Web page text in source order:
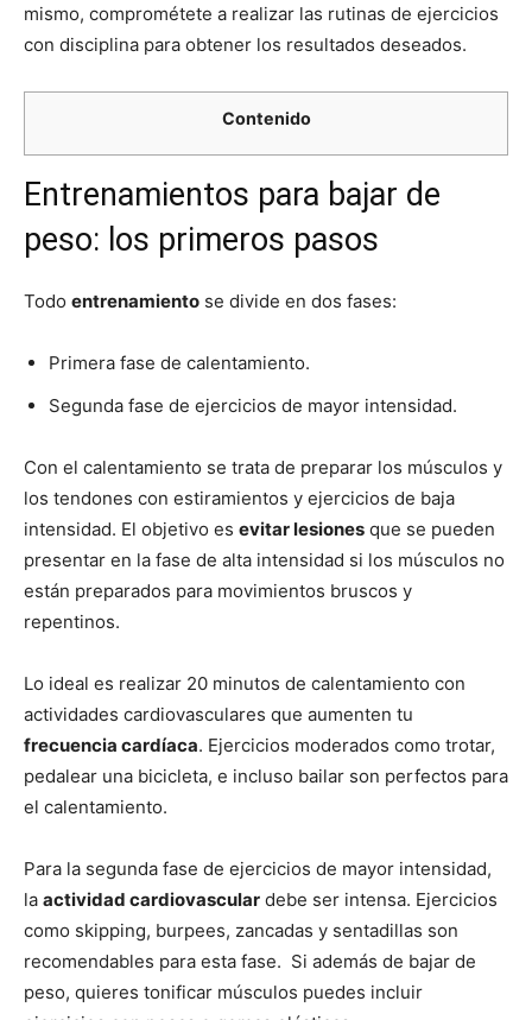
mismo, comprométete a realizar las rutinas de ejercicios
con disciplina para obtener los resultados deseados.
Contenido
Entrenamientos para bajar de
peso: los primeros pasos
Todo entrenamiento se divide en dos fases:
Primera fase de calentamiento.
Segunda fase de ejercicios de mayor intensidad.
Con el calentamiento se trata de preparar los músculos y
los tendones con estiramientos y ejercicios de baja
intensidad. El objetivo es evitar lesiones que se pueden
presentar en la fase de alta intensidad si los músculos no
están preparados para movimientos bruscos y
repentinos.
Lo ideal es realizar 20 minutos de calentamiento con
actividades cardiovasculares que aumenten tu
frecuencia cardíaca. Ejercicios moderados como trotar,
pedalear una bicicleta, e incluso bailar son perfectos para
el calentamiento.
Para la segunda fase de ejercicios de mayor intensidad,
la actividad cardiovascular debe ser intensa. Ejercicios
como skipping, burpees, zancadas y sentadillas son
recomendables para esta fase. Si además de bajar de
peso, quieres tonificar músculos puedes incluir